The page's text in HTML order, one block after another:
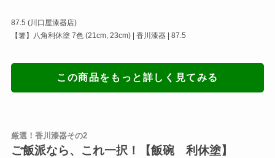
87.5 (川口屋漆器店)
【箸】八角利休塗 7色 (21cm, 23cm) | 香川漆器 | 87.5
この商品をもっと詳しく見てみる
厳選！香川漆器その2
ご飯派なら、これ一択！【飯碗 利休塗】